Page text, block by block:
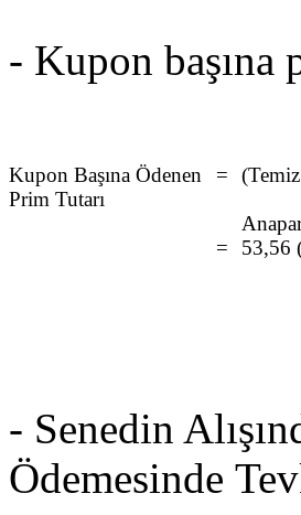
- Kupon başına
Kupon Başına Ödenen
Prim Tutarı
=
=
53,56
- Senedin
Ödemesinde